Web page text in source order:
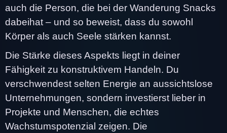
auch die Person, die bei der Wanderung Snacks
dabeihat – und so beweist, dass du sowohl
Körper als auch Seele stärken kannst.
Die Stärke dieses Aspekts liegt in deiner
Fähigkeit zu konstruktivem Handeln. Du
verschwendest selten Energie an aussichtslose
Unternehmungen, sondern investierst lieber in
Projekte und Menschen, die echtes
Wachstumspotenzial zeigen. Die